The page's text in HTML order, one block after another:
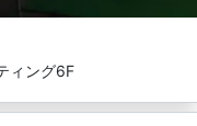
ィング6F